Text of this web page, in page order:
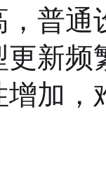
普通
新频
加，